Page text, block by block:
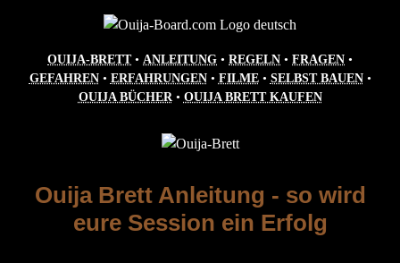
OUIJA-BRETT• ANLEITUNG • REGELN • FRAGEN •
GEFAHREN• ERFAHRUNGEN• FILME• SELBST BAUEN•
OUIJA BÜCHER• OUIJA BRETT KAUFEN
Ouija Brett Anleitung - so wird
eure Session ein Erfolg